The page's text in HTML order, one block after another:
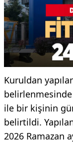
Kuruldan
ile bir kişinin
belirtildi.
2026 Ramazan